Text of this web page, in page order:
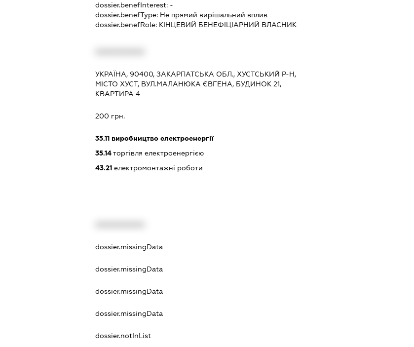
dossier.benefInterest: -
dossier.benefType: Не прямий вирішальний вплив
dossier.benefRole: КІНЦЕВИЙ БЕНЕФІЦІАРНИЙ ВЛАСНИК
УКРАЇНА, 90400, ЗАКАРПАТСЬКА ОБЛ., ХУСТСЬКИЙ Р-Н,
МІСТО ХУСТ, ВУЛ.МАЛАНЮКА ЄВГЕНА, БУДИНОК 21,
КВАРТИРА 4
200 грн.
35.11виробництво електроенергії
35.14торгівля електроенергією
43.21електромонтажні роботи
dossier.missingData
dossier.missingData
dossier.missingData
dossier.missingData
dossier.notInList